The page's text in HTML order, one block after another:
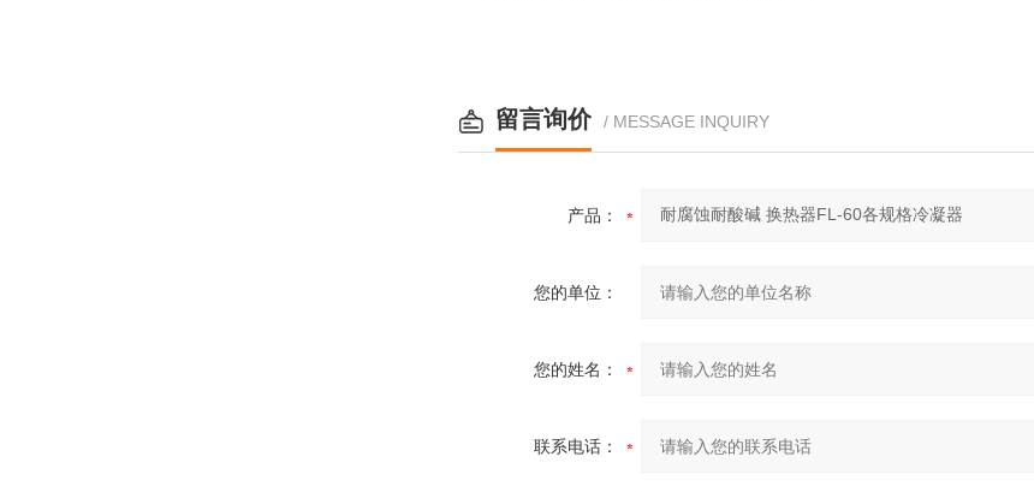
留言询价 / MESSAGE INQUIRY
产品：
您的单位：
您的姓名：
联系电话：